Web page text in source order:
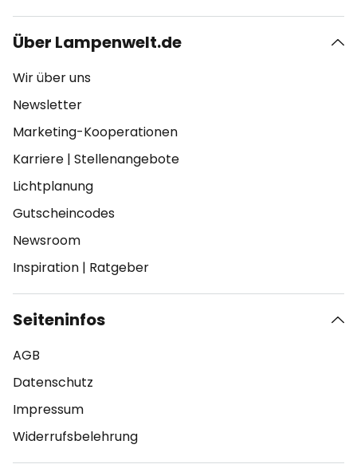
Über Lampenwelt.de
Wir über uns
Newsletter
Marketing-Kooperationen
Karriere | Stellenangebote
Lichtplanung
Gutscheincodes
Newsroom
Inspiration | Ratgeber
Seiteninfos
AGB
Datenschutz
Impressum
Widerrufsbelehrung